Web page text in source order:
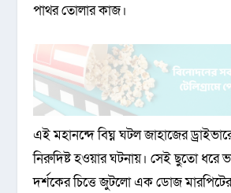
পাথর তোলার কাজ।
এই মহানন্দে বিঘ্ন ঘটল জাহাজের
নিরুদিষ্ট হওয়ার ঘটনায়। সেই ছুতো ধরে
দর্শকের চিত্তে জুটলো এক ডোজ